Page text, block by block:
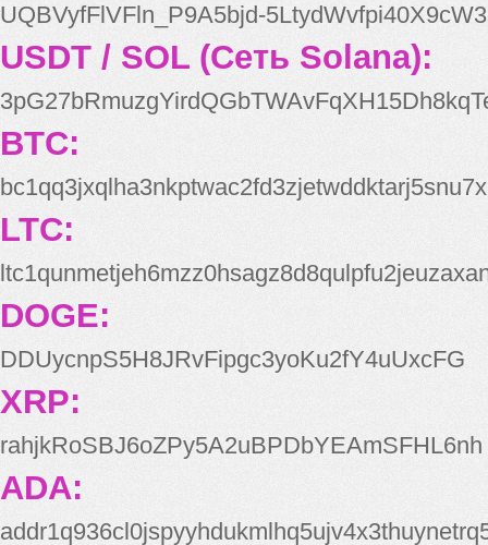
UQBVyfFlVFln_P9A5bjd-
USDT / SOL (Сеть Solana):
BTC:
bc1qq3jxqlha3nkptwac2fd3zjetwddktarj5snu7x
LTC:
DOGE:
DDUycnpS5H8JRvFipgc3yoKu2fY4uUxcFG
XRP:
rahjkRoSBJ6oZPy5A2uBPDbYEAmSFHL6nh
ADA: